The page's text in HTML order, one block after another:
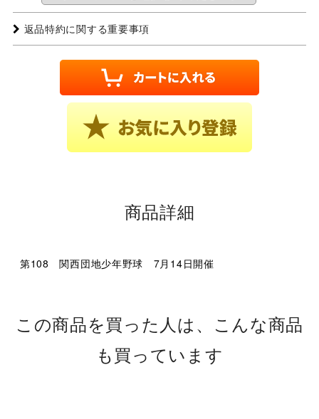
返品特約に関する重要事項
商品詳細
第108 関西団地少年野球 7月14日開催
この商品を買った人は、こんな商品
も買っています